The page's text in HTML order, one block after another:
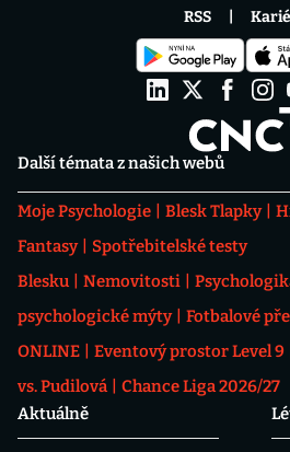
Další témata z našich webů
Moje Psychologie Blesk Tlapky
Fantasy
Spotřebitelské testy
Blesku
Nemovitosti
psychologické mýty
Fotbalové
ONLINE
Eventový prostor Level 9
vs. Pudilová
Chance Liga 2026/27
Aktuálně
RSS